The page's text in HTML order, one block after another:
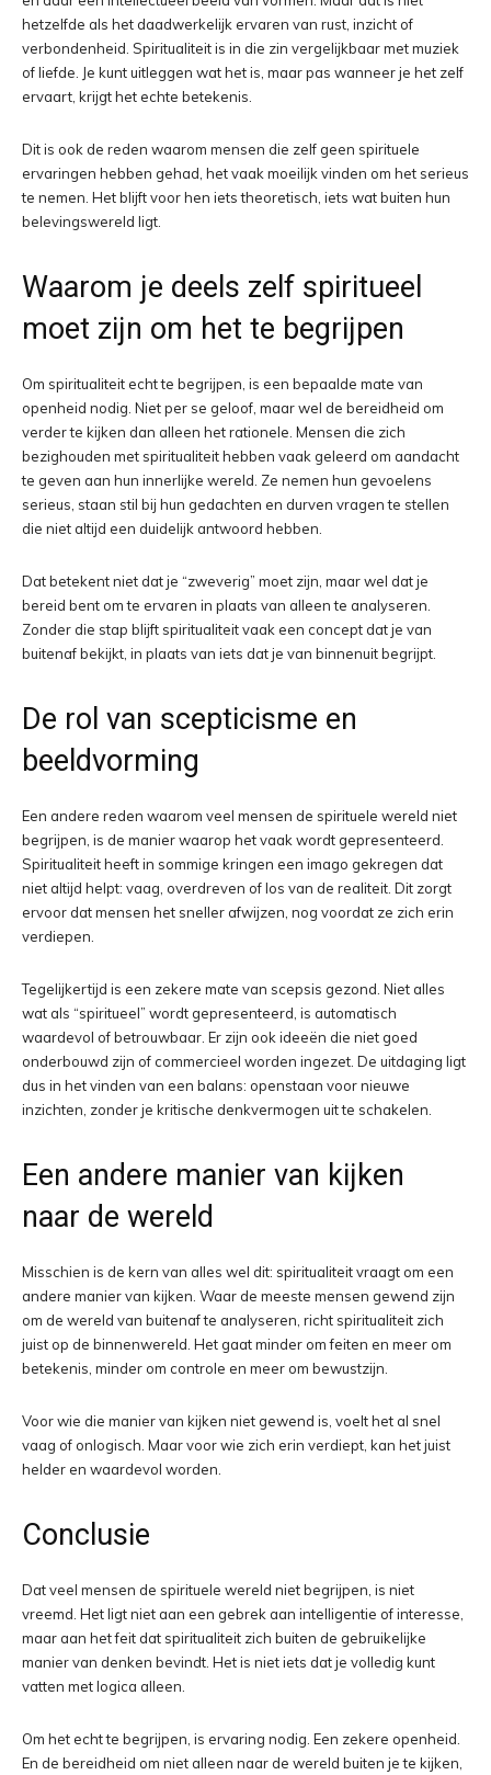
hetzelfde als het daadwerkelijk ervaren van rust, inzicht of
verbondenheid. Spiritualiteit is in die zin vergelijkbaar met muziek
of liefde. Je kunt uitleggen wat het is, maar pas wanneer je het zelf
ervaart, krijgt het echte betekenis.
Dit is ook de reden waarom mensen die zelf geen spirituele
ervaringen hebben gehad, het vaak moeilijk vinden om het serieus
te nemen. Het blijft voor hen iets theoretisch, iets wat buiten hun
belevingswereld ligt.
Waarom je deels zelf spiritueel
moet zijn om het te begrijpen
Om spiritualiteit echt te begrijpen, is een bepaalde mate van
openheid nodig. Niet per se geloof, maar wel de bereidheid om
verder te kijken dan alleen het rationele. Mensen die zich
bezighouden met spiritualiteit hebben vaak geleerd om aandacht
te geven aan hun innerlijke wereld. Ze nemen hun gevoelens
serieus, staan stil bij hun gedachten en durven vragen te stellen
die niet altijd een duidelijk antwoord hebben.
Dat betekent niet dat je “zweverig” moet zijn, maar wel dat je
bereid bent om te ervaren in plaats van alleen te analyseren.
Zonder die stap blijft spiritualiteit vaak een concept dat je van
buitenaf bekijkt, in plaats van iets dat je van binnenuit begrijpt.
De rol van scepticisme en
beeldvorming
Een andere reden waarom veel mensen de spirituele wereld niet
begrijpen, is de manier waarop het vaak wordt gepresenteerd.
Spiritualiteit heeft in sommige kringen een imago gekregen dat
niet altijd helpt: vaag, overdreven of los van de realiteit. Dit zorgt
ervoor dat mensen het sneller afwijzen, nog voordat ze zich erin
verdiepen.
Tegelijkertijd is een zekere mate van scepsis gezond. Niet alles
wat als “spiritueel” wordt gepresenteerd, is automatisch
waardevol of betrouwbaar. Er zijn ook ideeën die niet goed
onderbouwd zijn of commercieel worden ingezet. De uitdaging ligt
dus in het vinden van een balans: openstaan voor nieuwe
inzichten, zonder je kritische denkvermogen uit te schakelen.
Een andere manier van kijken
naar de wereld
Misschien is de kern van alles wel dit: spiritualiteit vraagt om een
andere manier van kijken. Waar de meeste mensen gewend zijn
om de wereld van buitenaf te analyseren, richt spiritualiteit zich
juist op de binnenwereld. Het gaat minder om feiten en meer om
betekenis, minder om controle en meer om bewustzijn.
Voor wie die manier van kijken niet gewend is, voelt het al snel
vaag of onlogisch. Maar voor wie zich erin verdiept, kan het juist
helder en waardevol worden.
Conclusie
Dat veel mensen de spirituele wereld niet begrijpen, is niet
vreemd. Het ligt niet aan een gebrek aan intelligentie of interesse,
maar aan het feit dat spiritualiteit zich buiten de gebruikelijke
manier van denken bevindt. Het is niet iets dat je volledig kunt
vatten met logica alleen.
Om het echt te begrijpen, is ervaring nodig. Een zekere openheid.
En de bereidheid om niet alleen naar de wereld buiten je te kijken,